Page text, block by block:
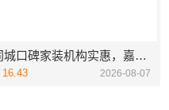
同城口碑家装机构实惠，嘉兴绿色之家建材科技有限公司
16.43 2026-08-07